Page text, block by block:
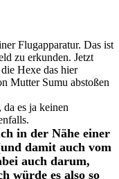
Flugapparatur. Das ist
zu erkunden. Jetzt
Hexe das hier
Mutter Sumu abstoßen
es ja keinen
in der Nähe einer
damit auch vom
auch darum,
würde es also so